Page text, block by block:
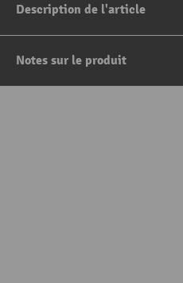
Description de l'article
Notes sur le produit